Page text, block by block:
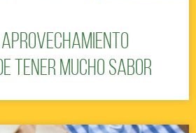
tener mucho sabor